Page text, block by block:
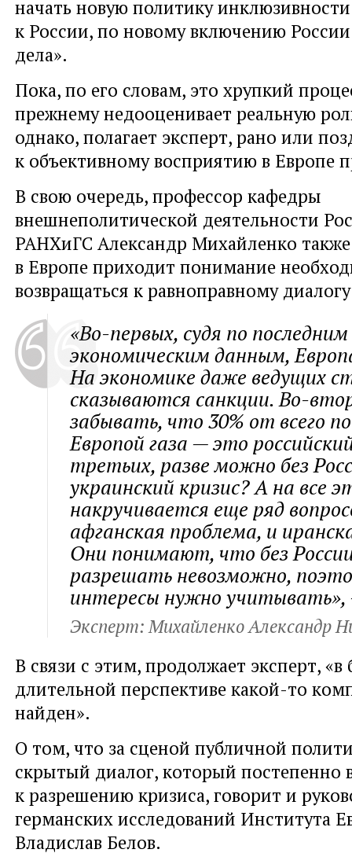
начать новую политику
к России, по новому включению России
дела».
Пока, по его словам, это хрупкий
прежнему недооценивает реальную
однако, полагает эксперт, рано или
к объективному восприятию в Европе
В свою очередь, профессор кафедры
внешнеполитической деятельности
РАНХиГС Александр Михайленко также
в Европе приходит понимание
возвращаться к равноправному
«Во-первых, судя по последним
экономическим данным,
На экономике даже ведущих
сказываются санкции. Во-
забывать, что 30% от всего
Европой газа — это
третьих, разве можно без
украинский кризис? А на все
накручивается еще ряд
афганская проблема, и
Они понимают, что без
разрешать невозможно,
интересы нужно
Эксперт: Михайленко Александр
В связи с этим, продолжает эксперт, «в
длительной перспективе какой-то
найден».
О том, что за сценой публичной
скрытый диалог, который постепенно
к разрешению кризиса, говорит и
германских исследований Института
Владислав Белов.